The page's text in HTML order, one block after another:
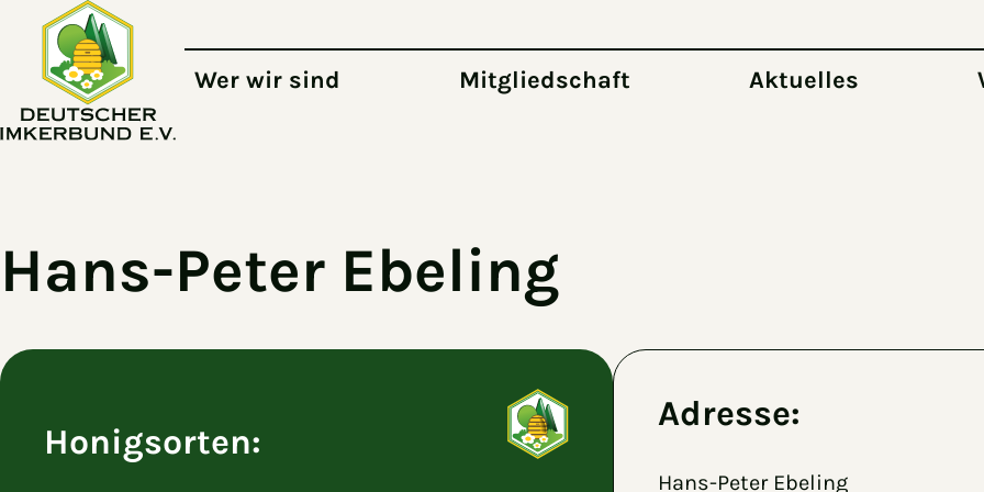
Zum Hauptinhalt springen
Wer wir sind Mitgliedschaft Aktuelles
Hans-Peter Ebeling
Honigsorten:
Adresse:
Hans-Peter Ebeling